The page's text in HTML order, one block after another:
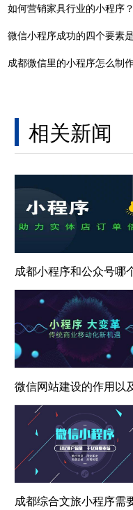
如何营销家具行业的小程序？
相关新闻